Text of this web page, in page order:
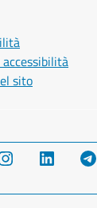
sito
Instagram LinkedIn